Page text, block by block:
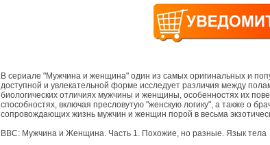
В сериале "Мужчина и женщина" один из самых оригинальных и
доступной и увлекательной форме исследует различия между
биологических отличиях мужчины и женщины, особенностях их
способностях, включая пресловутую "женскую логику", а также о
сопровождающих жизнь мужчин и женщин порой в весьма
BBC: Мужчина и Женщина. Часть 1. Похожие, но разные. Язык тела